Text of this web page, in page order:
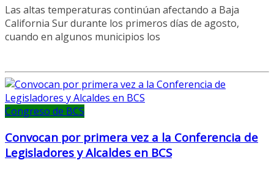
Las altas temperaturas continúan afectando a Baja
California Sur durante los primeros días de agosto,
cuando en algunos municipios los
Congreso de BCS
Convocan por primera vez a la Conferencia de
Legisladores y Alcaldes en BCS